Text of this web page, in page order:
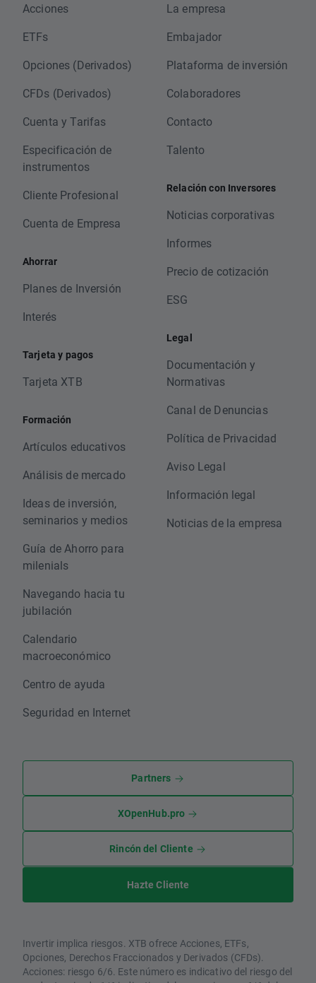
Acciones
ETFs
Opciones (Derivados)
CFDs (Derivados)
Cuenta y Tarifas
Especificación de
instrumentos
Cliente Profesional
Cuenta de Empresa
Ahorrar
Planes de Inversión
Interés
Tarjeta y pagos
Tarjeta XTB
Formación
Artículos educativos
Análisis de mercado
Ideas de inversión,
seminarios y medios
Guía de Ahorro para
milenials
Navegando hacia tu
jubilación
Calendario
macroeconómico
Centro de ayuda
Seguridad en Internet
La empresa
Embajador
Plataforma de inversión
Colaboradores
Contacto
Talento
Relación con Inversores
Noticias corporativas
Informes
Precio de cotización
ESG
Legal
Documentación y
Normativas
Canal de Denuncias
Política de Privacidad
Aviso Legal
Información legal
Noticias de la empresa
Partners
XOpenHub.pro
Rincón del Cliente
Hazte Cliente
Invertir implica riesgos. XTB ofrece Acciones, ETFs,
Opciones, Derechos Fraccionados y Derivados (CFDs).
Acciones: riesgo 6/6. Este número es indicativo del riesgo del